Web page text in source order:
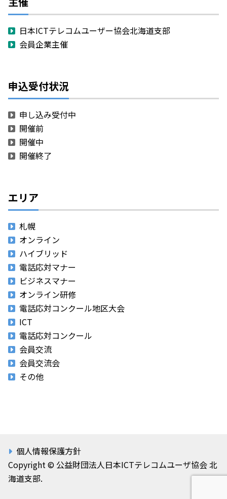
日本ICTテレコムユーザー協会北海道支部
会員企業主催
申込受付状況
申し込み受付中
開催前
開催中
開催終了
エリア
札幌
オンライン
ハイブリッド
電話応対マナー
ビジネスマナー
オンライン研修
電話応対コンクール地区大会
ICT
電話応対コンクール
会員交流
会員交流会
その他
個人情報保護方針
Copyright © 公益財団法人日本ICTテレコムユーザ協会 北
海道支部.